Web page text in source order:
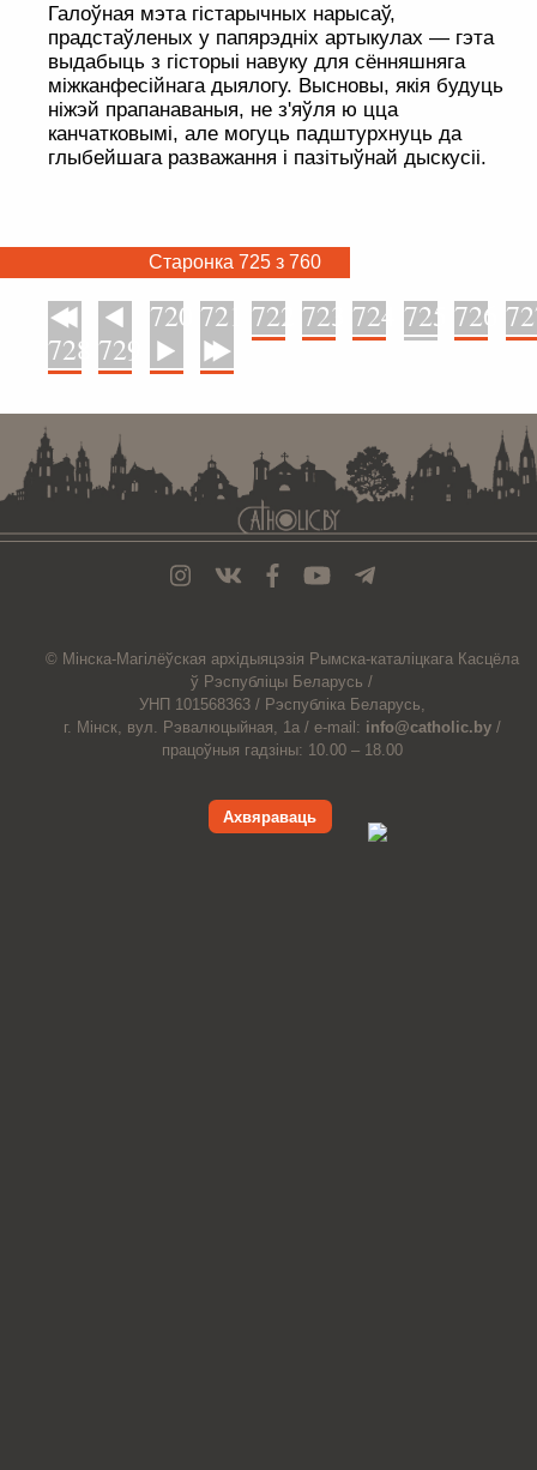
Галоўная мэта гістарычных нарысаў,
прадстаўленых у папярэдніх артыкулах — гэта
выдабыць з гісторыі навуку для сённяшняга
міжканфесійнага дыялогу. Высновы, якія будуць
ніжэй прапанаваныя, не з'яўля ю цца
канчатковымі, але могуць падштурхнуць да
глыбейшага разважання і пазітыўнай дыскусіі.
Старонка 725 з 760
720 721 722 723 724 725 726
728 729
© Мiнска-Магiлёўская архiдыяцэзiя Рымска-каталіцкага Касцёла
ў Рэспубліцы Беларусь /
УНП 101568363 / Рэспубліка Беларусь,
г. Мінск, вул. Рэвалюцыйная, 1а / e-mail: info@catholic.by /
працоўныя гадзіны: 10.00 – 18.00
Ахвяраваць